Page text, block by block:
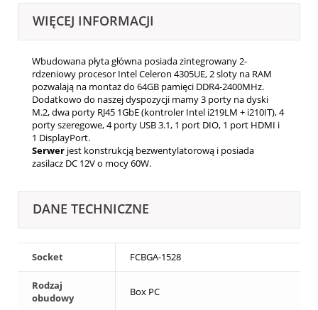
WIĘCEJ INFORMACJI
Wbudowana płyta główna posiada zintegrowany 2-
rdzeniowy procesor Intel Celeron 4305UE, 2 sloty na RAM
pozwalają na montaż do 64GB pamięci DDR4-2400MHz.
Dodatkowo do naszej dyspozycji mamy 3 porty na dyski
M.2, dwa porty RJ45 1GbE (kontroler Intel i219LM + i210IT), 4
porty szeregowe, 4 porty USB 3.1, 1 port DIO, 1 port HDMI i
1 DisplayPort.
Serwer jest konstrukcją bezwentylatorową i posiada
zasilacz DC 12V o mocy 60W.
DANE TECHNICZNE
Socket FCBGA-1528
Rodzaj
obudowy
Box PC